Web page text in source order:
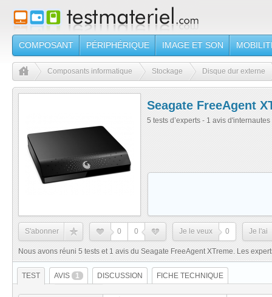
COMPOSANT PÉRIPHÉRIQUE IMAGE ET SON
Composants informatique Stockage Disque dur externe
Seagate FreeAgent
5 tests d’experts - 1 avis d'internautes
S'abonner 0 0 Je le veux 0 Je l'ai
Nous avons réuni 5 tests et 1 avis du Seagate FreeAgent XTreme. Les
TEST AVIS 1 DISCUSSION FICHE TECHNIQUE